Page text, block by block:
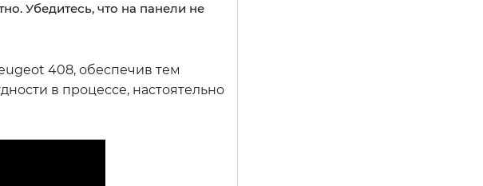
Убедитесь, что на панели не
408, обеспечив тем
в процессе, настоятельно